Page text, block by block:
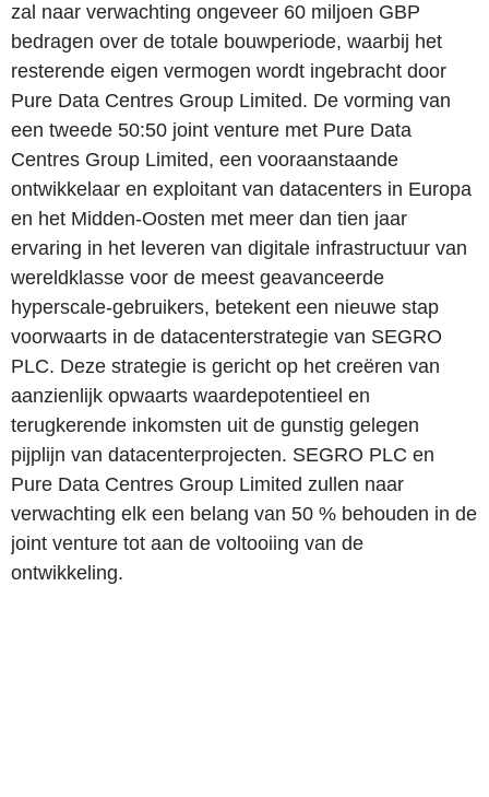
zal naar verwachting ongeveer 60 miljoen GBP
bedragen over de totale bouwperiode, waarbij het
resterende eigen vermogen wordt ingebracht door
Pure Data Centres Group Limited. De vorming van
een tweede 50:50 joint venture met Pure Data
Centres Group Limited, een vooraanstaande
ontwikkelaar en exploitant van datacenters in Europa
en het Midden-Oosten met meer dan tien jaar
ervaring in het leveren van digitale infrastructuur van
wereldklasse voor de meest geavanceerde
hyperscale-gebruikers, betekent een nieuwe stap
voorwaarts in de datacenterstrategie van SEGRO
PLC. Deze strategie is gericht op het creëren van
aanzienlijk opwaarts waardepotentieel en
terugkerende inkomsten uit de gunstig gelegen
pijplijn van datacenterprojecten. SEGRO PLC en
Pure Data Centres Group Limited zullen naar
verwachting elk een belang van 50 % behouden in de
joint venture tot aan de voltooiing van de
ontwikkeling.